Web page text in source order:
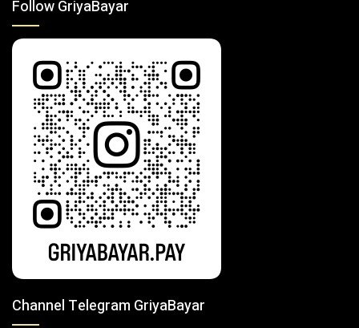
Follow GriyaBayar
Channel Telegram GriyaBayar